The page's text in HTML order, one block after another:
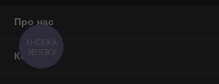
Про нас
Контакти
КНОПКА
ЗВ'ЯЗКУ